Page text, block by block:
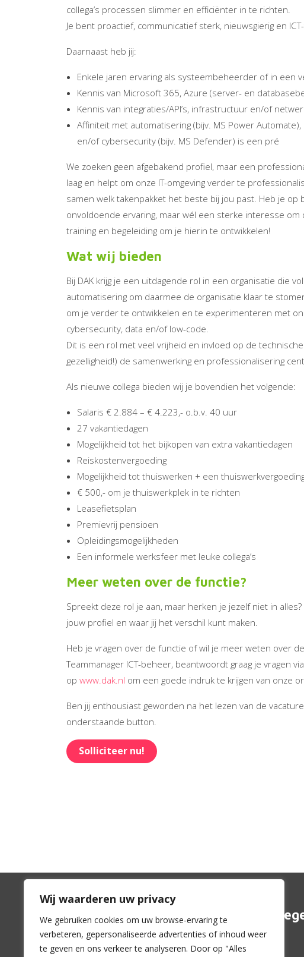
Wij waarderen uw privacy
We gebruiken cookies om uw browse-ervaring te
verbeteren, gepersonaliseerde advertenties of inhoud weer
te geven en ons verkeer te analyseren. Door op "Alles
collega’s processen slimmer en efficiënter in te richten.
Je bent proactief, communicatief sterk, nieuwsgierig en
Daarnaast heb jij:
Enkele jaren ervaring als systeembeheerder of in een
Kennis van Microsoft 365, Azure (server- en
Kennis van integraties/API’s, infrastructuur en/of
Affiniteit met automatisering (bijv. MS Power
en/of cybersecurity (bijv. MS Defender) is een pré
We zoeken geen afgebakend profiel, maar een
laag en helpt om onze IT-omgeving verder te
samen welk takenpakket het beste bij jou past. Heb je
onvoldoende ervaring, maar wél een sterke interesse om
training en begeleiding om je hierin te ontwikkelen!
Wat wij bieden
Bij DAK krijg je een uitdagende rol in een organisatie die
automatisering om daarmee de organisatie klaar te
om je verder te ontwikkelen en te experimenteren met
cybersecurity, data en/of low-code.
Dit is een rol met veel vrijheid en invloed op de
gezelligheid!) de samenwerking en professionalisering
Als nieuwe collega bieden wij je bovendien het volgende:
Salaris € 2.884 – € 4.223,- o.b.v. 40 uur
27 vakantiedagen
Mogelijkheid tot het bijkopen van extra vakantiedagen
Reiskostenvergoeding
Mogelijkheid tot thuiswerken + een
€ 500,- om je thuiswerkplek in te richten
Leasefietsplan
Premievrij pensioen
Opleidingsmogelijkheden
Een informele werksfeer met leuke collega’s
Meer weten over de functie?
Spreekt deze rol je aan, maar herken je jezelf niet in
jouw profiel en waar jij het verschil kunt maken.
Heb je vragen over de functie of wil je meer weten over
Teammanager ICT-beheer, beantwoordt graag je vragen
op www.dak.nl om een goede indruk te krijgen van onze
Ben jij enthousiast geworden na het lezen van de
onderstaande button.
Solliciteer nu!
DAK
Voor adviseurs
Direct
Lid worden